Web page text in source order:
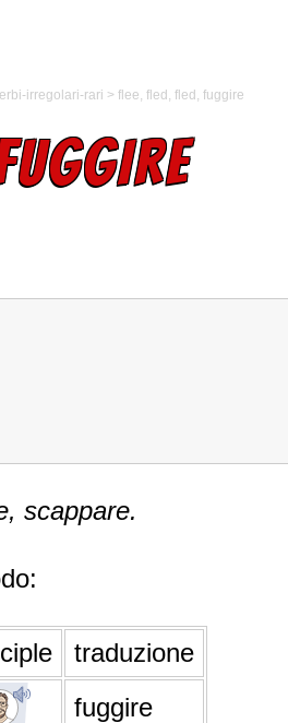
irregolari-rari > flee, fled, fled, fuggire
scappare.
traduzione
fuggire